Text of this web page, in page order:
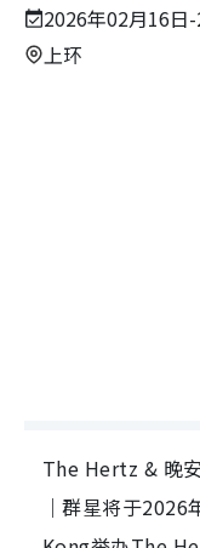
2026年02月16日
上环
The Hertz & 晚
｜群星将于